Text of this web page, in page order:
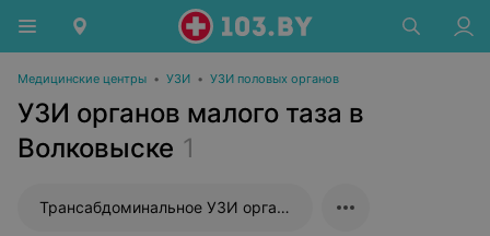
Медицинские центры • УЗИ • УЗИ половых органов
УЗИ органов малого таза в
Волковыске 1
Трансабдоминальное УЗИ органов малого таза